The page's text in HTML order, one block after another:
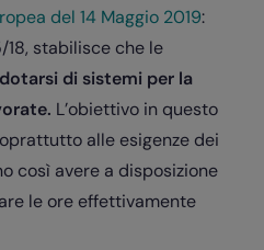
del 14 Maggio 2019:
18, stabilisce che le
di sistemi per la
L’obiettivo in questo
alle esigenze dei
così avere a disposizione
le ore effettivamente